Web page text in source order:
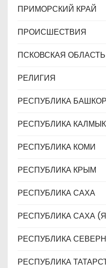
ПРИМОРСКИЙ КРАЙ
ПРОИСШЕСТВИЯ
ПСКОВСКАЯ ОБЛАСТЬ
РЕЛИГИЯ
РЕСПУБЛИКА
РЕСПУБЛИКА
РЕСПУБЛИКА КОМИ
РЕСПУБЛИКА КРЫМ
РЕСПУБЛИКА САХА
РЕСПУБЛИКА САХА
РЕСПУБЛИКА
РЕСПУБЛИКА